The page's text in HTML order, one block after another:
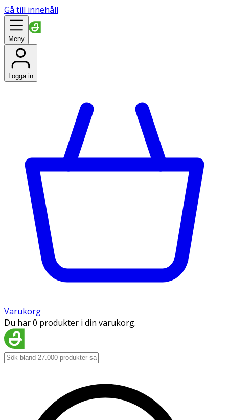
Gå till innehåll
Meny
Logga in
Varukorg
Du har 0 produkter i din varukorg.